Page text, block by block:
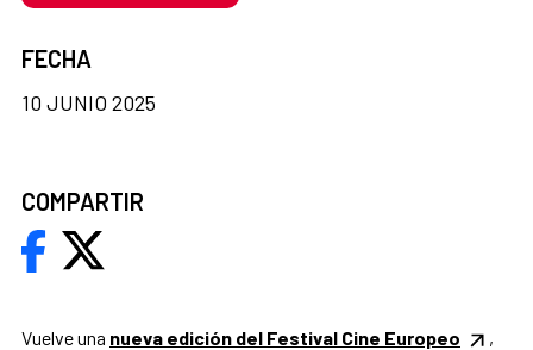
Vuelve una nueva edición del Festival Cine Europeo
,
FECHA
10 JUNIO 2025
COMPARTIR